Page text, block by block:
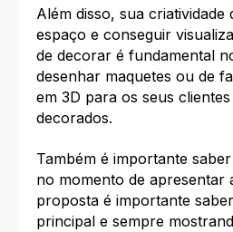
Além disso, sua
espaço e conseguir
de decorar é fundamental
desenhar maquetes ou de
em 3D para os seus
decorados.
Também é importante
no momento de apresentar
proposta é importante
principal e sempre